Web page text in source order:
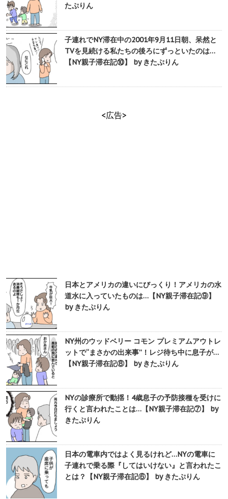
たぷりん
子連れでNY滞在中の2001年9月11日朝、呆然と
TVを見続ける私たちの後ろにずっといたのは…
【NY親子滞在記⑩】 by きたぷりん
<広告>
日本とアメリカの違いにびっくり！アメリカの水
道水に入っていたものは…【NY親子滞在記⑨】
by きたぷりん
NY州のウッドベリー コモン プレミアムアウトレ
ットで“まさかの出来事”！レジ待ち中に息子が…
【NY親子滞在記⑧】 by きたぷりん
NYの診療所で動揺！4歳息子の予防接種を受けに
行くと言われたことは…【NY親子滞在記⑦】 by
きたぷりん
日本の電車内ではよく見るけれど…NYの電車に
子連れで乗る際『してはいけない』と言われたこ
とは？【NY親子滞在記⑥】 by きたぷりん